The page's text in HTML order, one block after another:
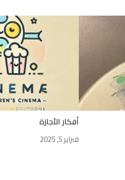
أفكار الأجازة
فبراير 5, 2025